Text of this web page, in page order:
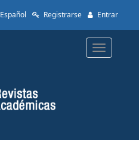
Español Registrarse Entrar
Toggle